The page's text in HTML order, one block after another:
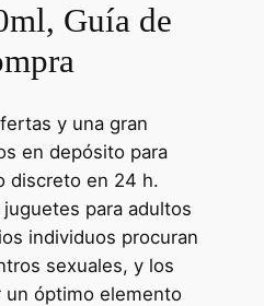
Guía de
y una gran
en depósito para
discreto en 24 h.
para adultos
individuos procuran
sexuales, y los
óptimo elemento